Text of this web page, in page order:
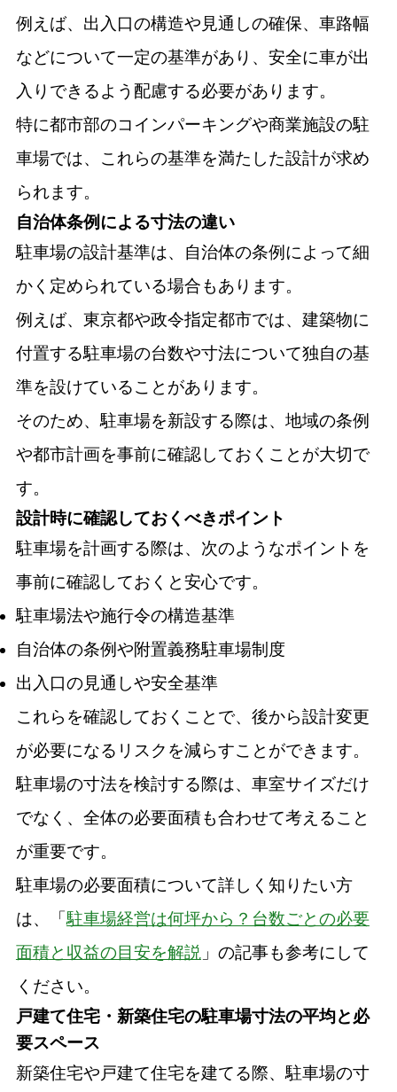
例えば、出入口の構造や見通しの確保、車路幅
などについて一定の基準があり、安全に車が出
入りできるよう配慮する必要があります。
特に都市部のコインパーキングや商業施設の駐
車場では、これらの基準を満たした設計が求め
られます。
自治体条例による寸法の違い
駐車場の設計基準は、自治体の条例によって細
かく定められている場合もあります。
例えば、東京都や政令指定都市では、建築物に
付置する駐車場の台数や寸法について独自の基
準を設けていることがあります。
そのため、駐車場を新設する際は、地域の条例
や都市計画を事前に確認しておくことが大切で
す。
設計時に確認しておくべきポイント
駐車場を計画する際は、次のようなポイントを
事前に確認しておくと安心です。
駐車場法や施行令の構造基準
自治体の条例や附置義務駐車場制度
出入口の見通しや安全基準
これらを確認しておくことで、後から設計変更
が必要になるリスクを減らすことができます。
駐車場の寸法を検討する際は、車室サイズだけ
でなく、全体の必要面積も合わせて考えること
が重要です。
駐車場の必要面積について詳しく知りたい方
は、「駐車場経営は何坪から？台数ごとの必要
面積と収益の目安を解説 」の記事も参考にして
ください。
戸建て住宅・新築住宅の駐車場寸法の平均と必
要スペース
新築住宅や戸建て住宅を建てる際、駐車場の寸